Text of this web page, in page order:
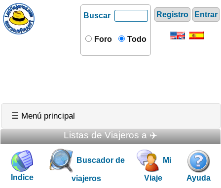
Registro Entrar
Buscar
Foro Todo
☰ Menú principal
Listas de Viajeros a ✈️
Indice
Buscador de
viajeros
Mi
Viaje Ayuda